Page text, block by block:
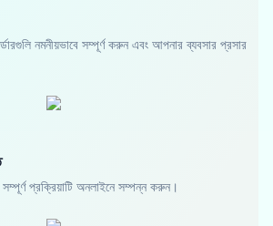
নমনীয়ভাবে সম্পূর্ণ করুন এবং আপনার ব্যবসার প্রসার
প্রক্রিয়াটি অনলাইনে সম্পন্ন করুন।